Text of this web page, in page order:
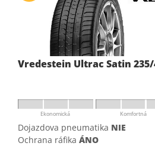
Vredestein Ultrac Satin 235/
Ekonomická Komfortná
Dojazdova pneumatika NIE
Ochrana ráfika ÁNO